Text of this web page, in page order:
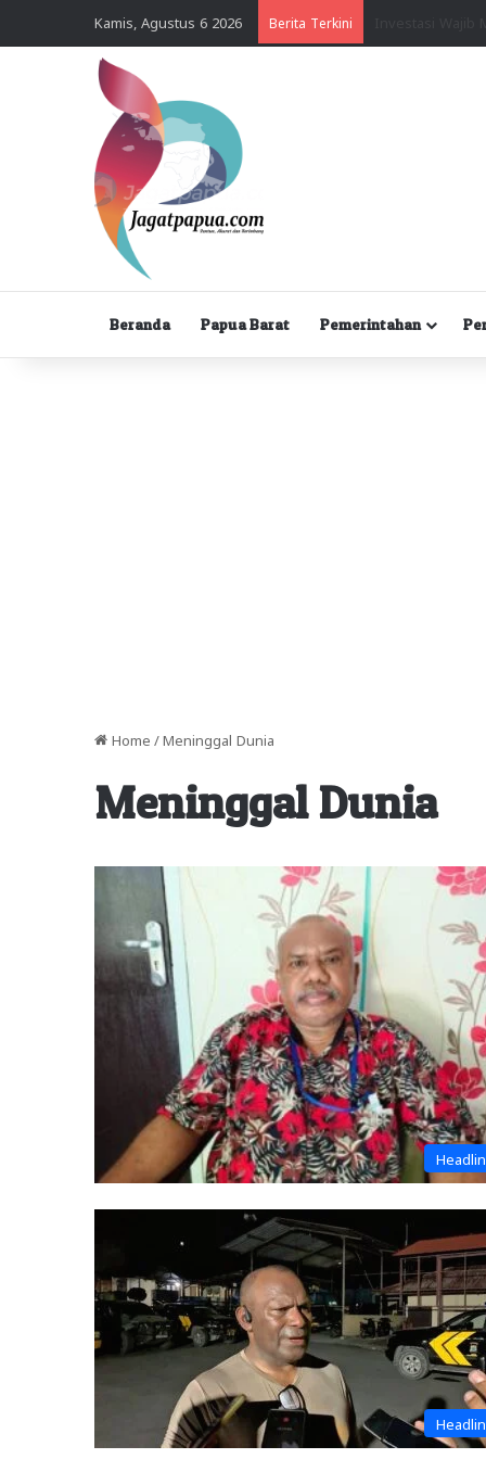
Kamis, Agustus 6 2026 Berita Terkini
Beranda Papua Barat Pemerintahan
Home / Meninggal Dunia
Meninggal Dunia